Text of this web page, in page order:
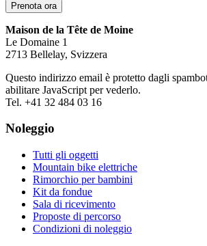
Maison de la Tête de Moine
Le Domaine 1
2713 Bellelay, Svizzera
Questo indirizzo email è protetto dagli
abilitare JavaScript per vederlo.
Tel. +41 32 484 03 16
Noleggio
Tutti gli oggetti
Mountain bike elettriche
Rimorchio per bambini
Kit da fondue
Sala di ricevimento
Proposte di percorso
Condizioni di noleggio